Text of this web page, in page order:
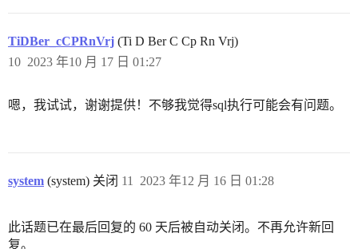
TiDBer_cCPRnVrj (Ti D Ber C Cp Rn Vrj)
2023 年10 月 17 日 01:27
10
嗯，我试试，谢谢提供！不够我觉得sql执行可能会有问题。
system (system) 关闭 2023 年12 月 16 日 01:28
11
此话题已在最后回复的 60 天后被自动关闭。不再允许新回
复。